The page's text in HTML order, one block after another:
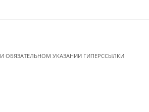
ОБЯЗАТЕЛЬНОМ УКАЗАНИИ ГИПЕРССЫЛКИ